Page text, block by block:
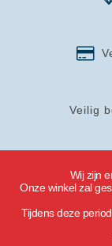
Veilig
Wij zijn
Onze winkel zal
Tijdens deze